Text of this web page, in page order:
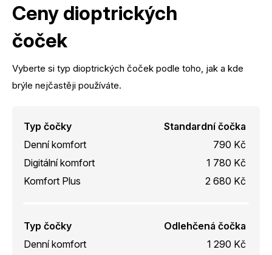
Ceny dioptrických
čoček
Vyberte si typ dioptrických čoček podle toho, jak a kde
brýle nejčastěji používáte.
Typ čočky
Standardní čočka
Denní komfort
790 Kč
Digitální komfort
1 780 Kč
Komfort Plus
2 680 Kč
Typ čočky
Odlehčená čočka
Denní komfort
1 290 Kč